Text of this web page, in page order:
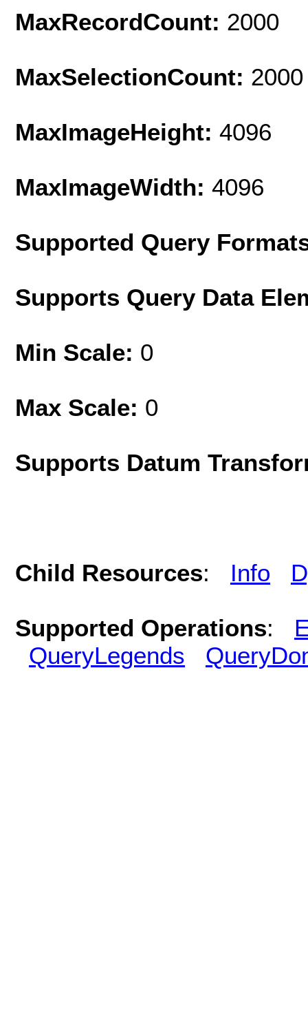
MaxRecordCount: 2000
MaxSelectionCount: 2000
MaxImageHeight: 4096
MaxImageWidth: 4096
Supported Query
Supports Query Data
Min Scale: 0
Max Scale: 0
Supports Datum
Child Resources: Info
Supported Operations:
QueryLegends